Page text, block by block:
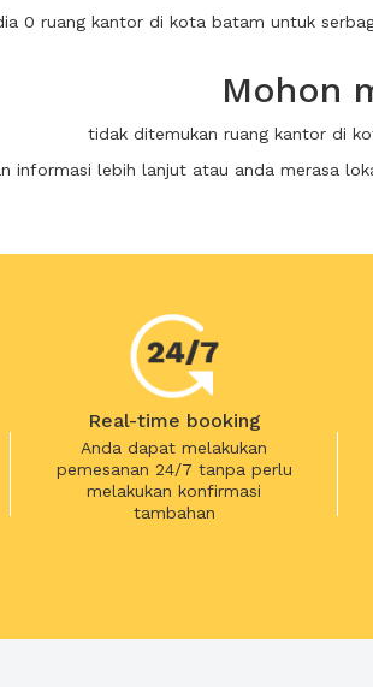
0 ruang kantor di kota batam untuk
Mohon
tidak ditemukan ruang kantor di
informasi lebih lanjut atau anda merasa
Real-time booking
Anda dapat melakukan
pemesanan 24/7 tanpa perlu
melakukan konfirmasi
tambahan